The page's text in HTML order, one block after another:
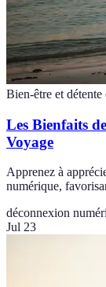
Bien-être et détente
Les Bienfaits
Voyage
Apprenez à
numérique,
déconnexion
Jul 23